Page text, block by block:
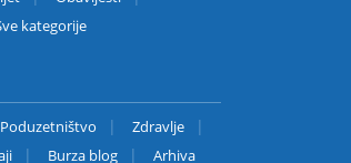
kategorije
Poduzetništvo
Zdravlje
Burza blog Arhiva